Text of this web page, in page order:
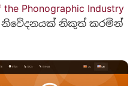
Phonographic Industry
නිකුත් කරමින්